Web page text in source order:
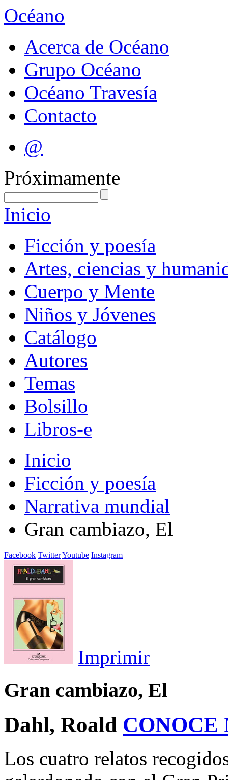
Océano
Acerca de Océano
Grupo Océano
Océano Travesía
Contacto
@
Próximamente
Inicio
Ficción y poesía
Artes, ciencias y
Cuerpo y Mente
Niños y Jóvenes
Catálogo
Autores
Temas
Bolsillo
Libros-e
Inicio
Ficción y poesía
Narrativa mundial
Gran cambiazo, El
Facebook TwitterYoutube Instagram
Imprimir
Gran cambiazo, El
Dahl, Roald CONOCE
Los cuatro relatos